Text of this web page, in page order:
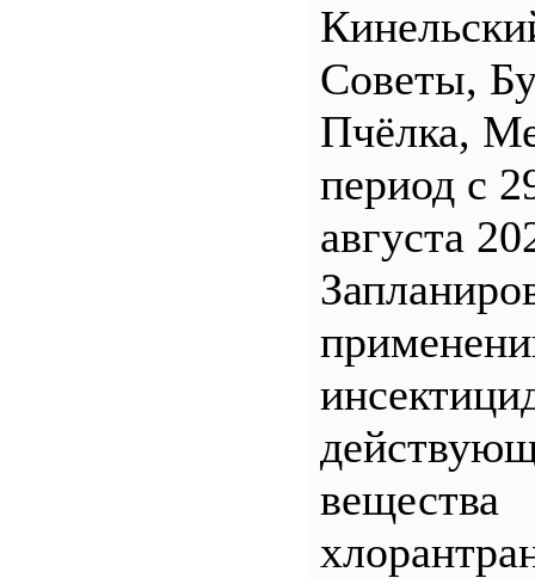
Советы,
Пчёлка,
период с
августа
вещества